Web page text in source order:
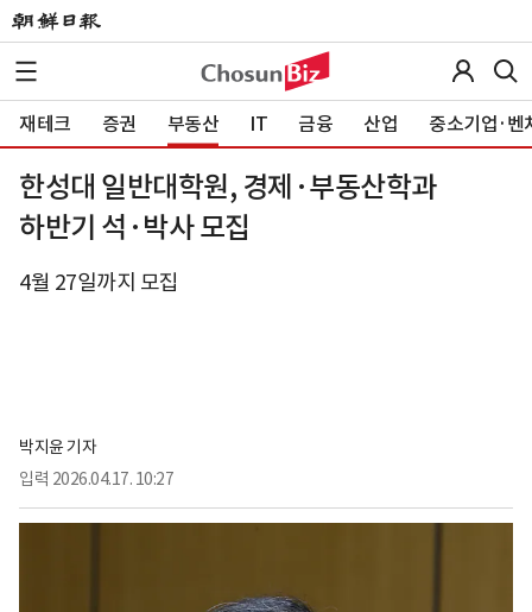
재테크 증권 부동산 IT 금융 산업 중소기업·벤
한성대 일반대학원, 경제·부동산학과
하반기 석·박사 모집
4월 27일까지 모집
박지윤 기자
입력 2026.04.17. 10:27